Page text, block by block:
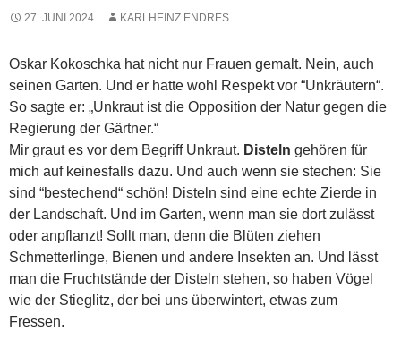
27. JUNI 2024 KARLHEINZ ENDRES
Oskar Kokoschka hat nicht nur Frauen gemalt. Nein, auch
seinen Garten. Und er hatte wohl Respekt vor “Unkräutern“.
So sagte er: „Unkraut ist die Opposition der Natur gegen die
Regierung der Gärtner.“
Mir graut es vor dem Begriff Unkraut. Disteln gehören für
mich auf keinesfalls dazu. Und auch wenn sie stechen: Sie
sind “bestechend“ schön! Disteln sind eine echte Zierde in
der Landschaft. Und im Garten, wenn man sie dort zulässt
oder anpflanzt! Sollt man, denn die Blüten ziehen
Schmetterlinge, Bienen und andere Insekten an. Und lässt
man die Fruchtstände der Disteln stehen, so haben Vögel
wie der Stieglitz, der bei uns überwintert, etwas zum
Fressen.